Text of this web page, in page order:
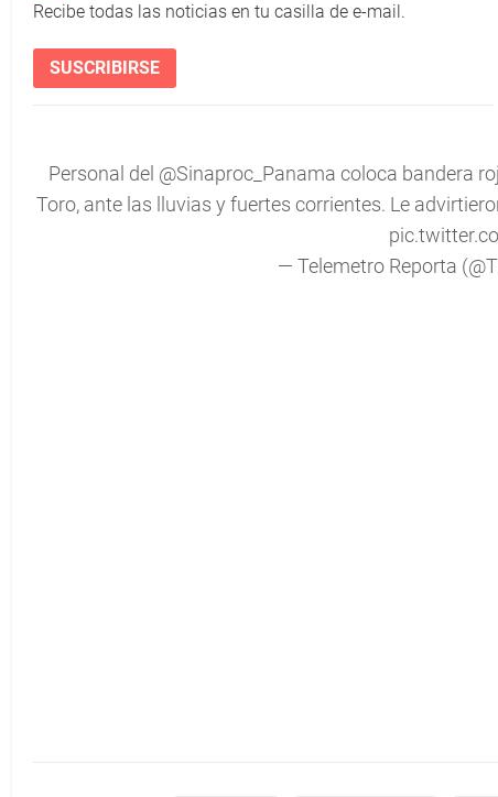
Recibe todas las noticias en tu casilla de e-mail.
SUSCRIBIRSE
Personal del @Sinaproc_Panama coloca bandera
Toro, ante las lluvias y fuertes corrientes. Le
— Telemetro Reporta